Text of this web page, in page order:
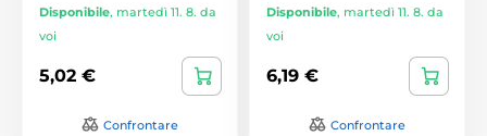
Disponibile, martedì 11. 8. da
voi
5,02 €
Confrontare
Disponibile, martedì 11. 8. da
voi
6,19 €
Confrontare